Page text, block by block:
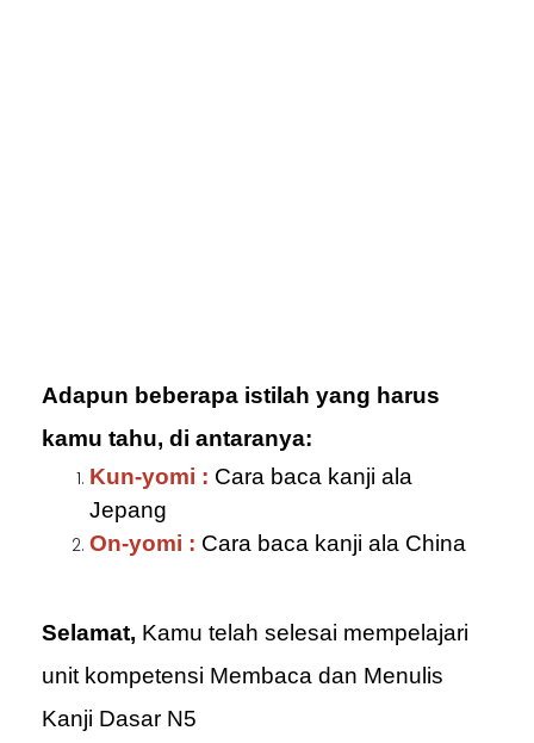
Adapun beberapa istilah yang harus
kamu tahu, di antaranya:
Kun-yomi : Cara baca kanji ala
Jepang
On-yomi : Cara baca kanji ala China
Selamat, Kamu telah selesai mempelajari
unit kompetensi Membaca dan Menulis
Kanji Dasar N5